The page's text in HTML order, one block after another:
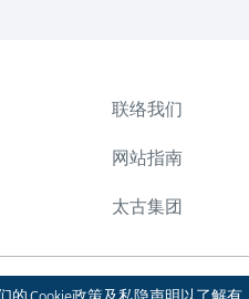
联络我们
网站指南
太古集团
太古股份有限公司。本公司保留